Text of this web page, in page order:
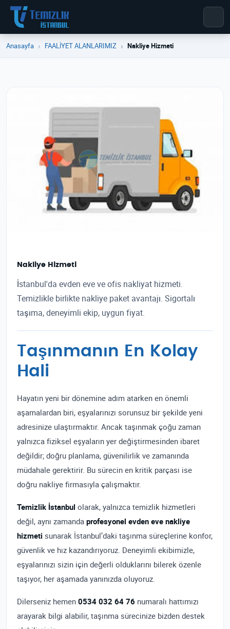
Anasayfa FAALİYET ALANLARIMIZ Nakliye Hizmeti
Nakliye Hizmeti
İstanbul'da evden eve ve ofis nakliyat hizmeti.
Temizlikle birlikte nakliye paket avantajı. Sigortalı
taşıma, deneyimli ekip, uygun fiyat.
Taşınmanın En Kolay
Hali
Hayatın yeni bir dönemine adım atarken en önemli
aşamalardan biri, eşyalarınızı sorunsuz bir şekilde yeni
adresinize ulaştırmaktır. Ancak taşınmak çoğu zaman
yalnızca fiziksel eşyaların yer değiştirmesinden ibaret
değildir; doğru planlama, güvenilirlik ve zamanında
müdahale gerektirir. Bu sürecin en kritik parçası ise
doğru nakliye firmasıyla çalışmaktır.
Temizlik İstanbul olarak, yalnızca temizlik hizmetleri
değil, aynı zamanda profesyonel evden eve nakliye
hizmeti sunarak İstanbul’daki taşınma süreçlerine konfor,
güvenlik ve hız kazandırıyoruz. Deneyimli ekibimizle,
eşyalarınızı sizin için değerli olduklarını bilerek özenle
taşıyor, her aşamada yanınızda oluyoruz.
Dilerseniz hemen 0534 032 64 76 numaralı hattımızı
arayarak bilgi alabilir, taşınma sürecinize bizden destek